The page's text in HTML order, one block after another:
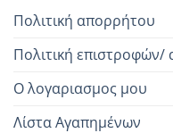
Πολιτική απορρήτου
Πολιτική
Ο λογαριασμος μου
Λίστα Αγαπημένων